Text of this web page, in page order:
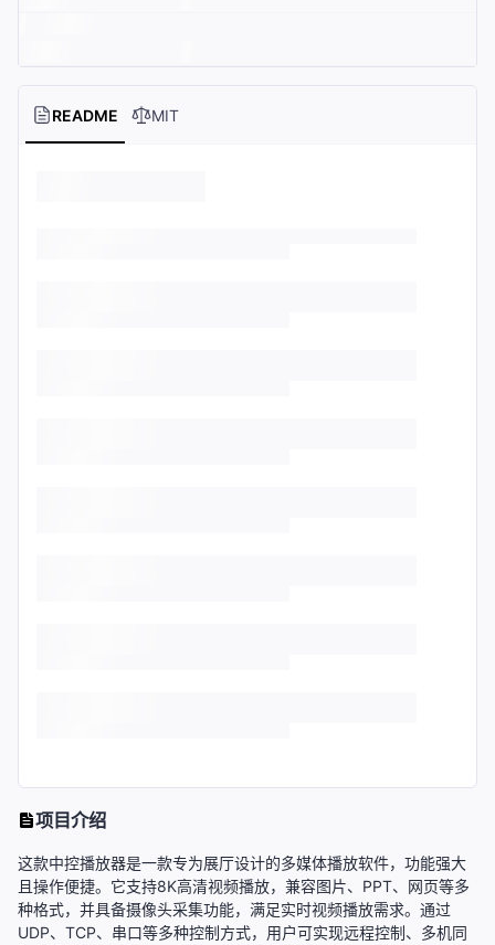
README MIT
项目介绍
这款中控播放器是一款专为展厅设计的多媒体播放软件，功能强大
且操作便捷。它支持8K高清视频播放，兼容图片、PPT、网页等多
种格式，并具备摄像头采集功能，满足实时视频播放需求。通过
UDP、TCP、串口等多种控制方式，用户可实现远程控制、多机同